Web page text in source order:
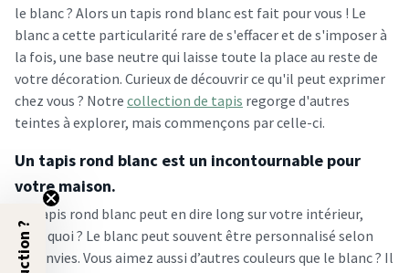
le blanc ? Alors un tapis rond blanc est fait pour vous ! Le
blanc a cette particularité rare de s'effacer et de s'imposer à
la fois, une base neutre qui laisse toute la place au reste de
votre décoration. Curieux de découvrir ce qu'il peut exprimer
chez vous ? Notre collection de tapis regorge d'autres
teintes à explorer, mais commençons par celle-ci.
Un tapis rond blanc est un incontournable pour
votre maison.
Un tapis rond blanc peut en dire long sur votre intérieur,
mais quoi ? Le blanc peut souvent être personnalisé selon
vos envies. Vous aimez aussi d’autres couleurs que le blanc ? Il